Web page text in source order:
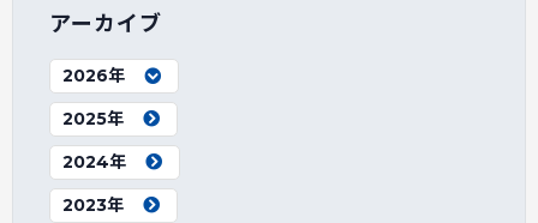
アーカイブ
2026年
2025年
2024年
2023年